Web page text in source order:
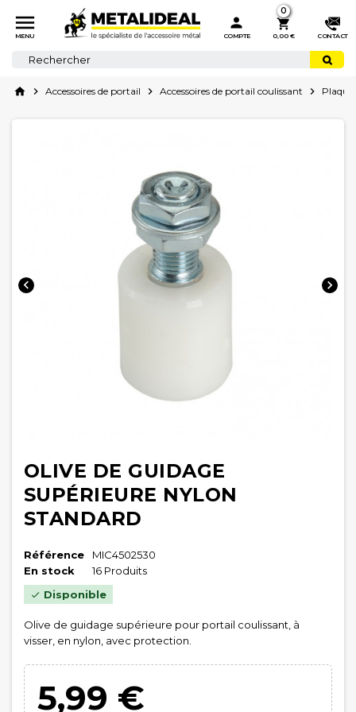

MENU

COMPTE

0,00 €
0
CONTACT
home  Accessoires de portail  Accessoires de portail coulissant 
 
OLIVE DE GUIDAGE
SUPÉRIEURE NYLON
STANDARD
Référence
MIC4502530
En stock
16 Produits
 Disponible
Olive de guidage supérieure pour portail coulissant, à
visser, en nylon, avec protection.
5,99 €